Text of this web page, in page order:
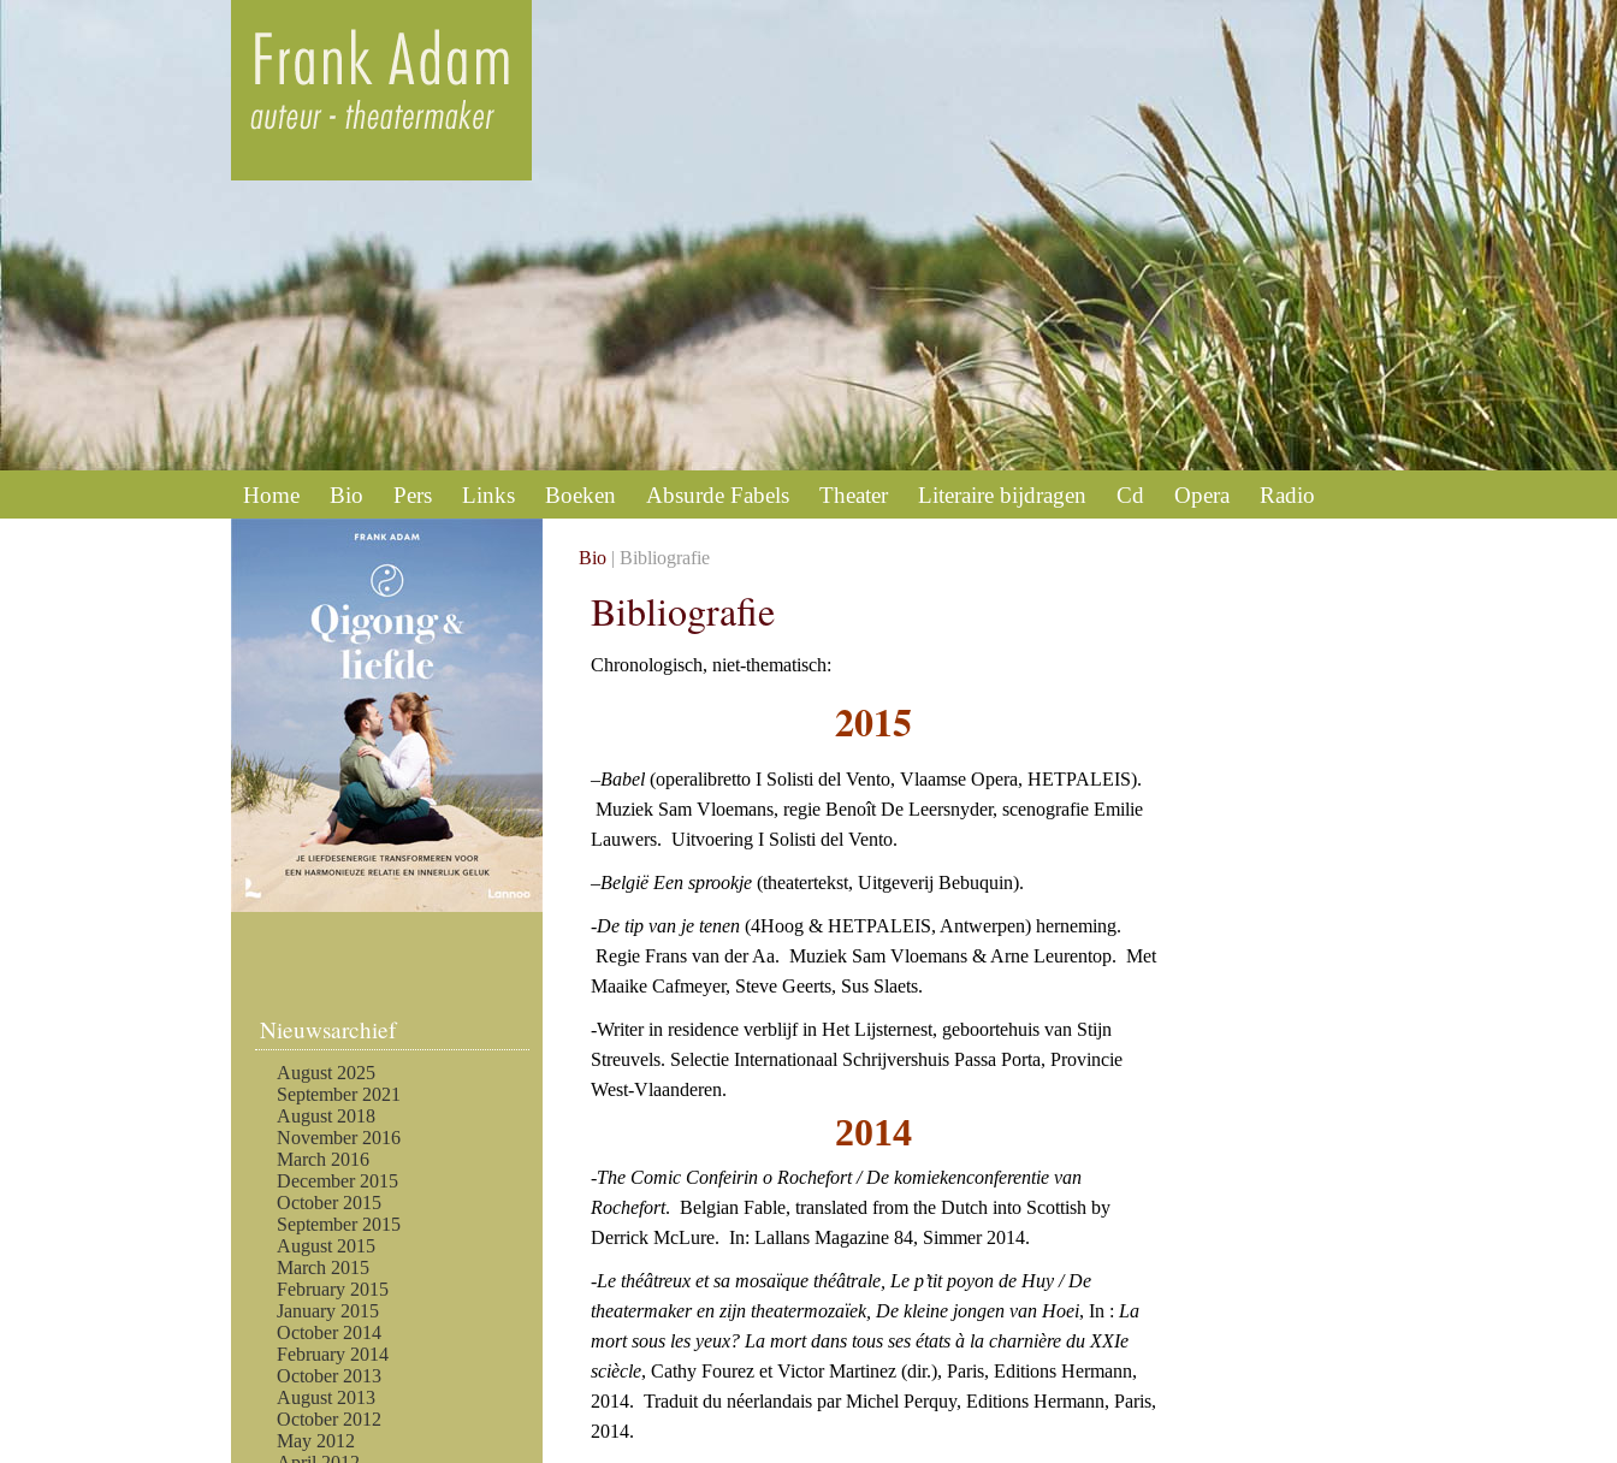
Home Bio Pers Links Boeken Absurde Fabels Theater Literaire bijdragen Cd Opera Radio
Nieuwsarchief
August 2025
September 2021
August 2018
November 2016
March 2016
December 2015
October 2015
September 2015
August 2015
March 2015
February 2015
January 2015
October 2014
February 2014
October 2013
August 2013
October 2012
May 2012
Bio | Bibliografie
Bibliografie
Chronologisch, niet-thematisch:
2015
–Babel (operalibretto I Solisti del Vento, Vlaamse Opera, HETPALEIS).
Muziek Sam Vloemans, regie Benoît De Leersnyder, scenografie Emilie
Lauwers. Uitvoering I Solisti del Vento.
–België Een sprookje (theatertekst, Uitgeverij Bebuquin).
-De tip van je tenen (4Hoog & HETPALEIS, Antwerpen) herneming.
Regie Frans van der Aa. Muziek Sam Vloemans & Arne Leurentop. Met
Maaike Cafmeyer, Steve Geerts, Sus Slaets.
-Writer in residence verblijf in Het Lijsternest, geboortehuis van Stijn
Streuvels. Selectie Internationaal Schrijvershuis Passa Porta, Provincie
West-Vlaanderen.
2014
-The Comic Confeirin o Rochefort/ De komiekenconferentie van
Rochefort. Belgian Fable, translated from the Dutch into Scottish by
Derrick McLure. In: Lallans Magazine 84, Simmer 2014.
-Le théâtreux et sa mosaïque théâtrale, Le p’tit poyon de Huy / De
theatermaker en zijn theatermozaïek, De kleine jongen van Hoei, In : La
mort sous les yeux? La mort dans tous ses états à la charnière du XXIe
sciècle, Cathy Fourez et Victor Martinez (dir.), Paris, Editions Hermann,
2014. Traduit du néerlandais par Michel Perquy, Editions Hermann, Paris,
2014.